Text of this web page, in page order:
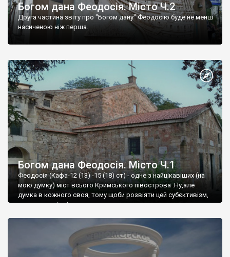
Богом дана Феодосія. Місто Ч.2
Друга частина звіту про "Богом дану" Феодосію буде не менш
насиченою ніж перша.
Богом дана Феодосія. Місто Ч.1
Феодосія (Кафа-12 (13) -15 (18) ст) - одне з найцікавіших (на
мою думку) міст всього Кримського півострова .Ну,але
думка в кожного своя, тому щоби розвіяти цей субєктивізм,
запрошую відвідати це